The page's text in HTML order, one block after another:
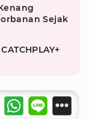
Sejak